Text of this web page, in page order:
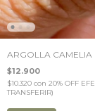
ARGOLLA CAMELIA
$12.900
$10.320 con 20% OFF
TRANSFERIR)